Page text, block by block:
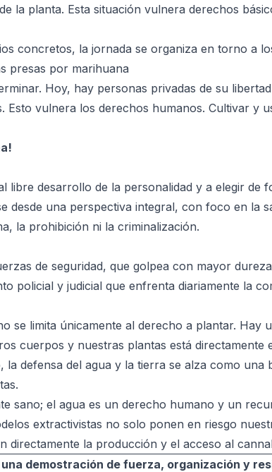
la planta. Esta situación vulnera derechos
concretos, la jornada se organiza en torno a
presas por marihuana
Hoy, hay personas privadas de su
Esto vulnera los derechos humanos. Cultivar y
libre desarrollo de la personalidad y a elegir de
desde una perspectiva integral, con foco en la
la prohibición ni la criminalización.
de seguridad, que golpea con mayor
policial y judicial que enfrenta diariamente la
se limita únicamente al derecho a plantar. Hay
cuerpos y nuestras plantas está directamente
defensa del agua y la tierra se alza como una
sano; el agua es un derecho humano y un
extractivistas no solo ponen en riesgo
directamente la producción y el acceso al
demostración de fuerza, organización y